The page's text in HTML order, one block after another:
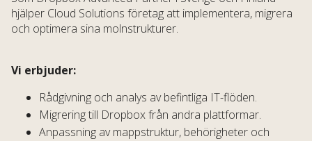
hjälper Cloud Solutions företag att implementera, migrera
och optimera sina molnstrukturer.
Vi erbjuder:
Rådgivning och analys av befintliga IT-flöden.
Migrering till Dropbox från andra plattformar.
Anpassning av mappstruktur, behörigheter och